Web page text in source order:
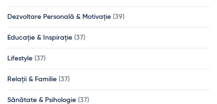
Dezvoltare Personală & Motivație (39)
Educație & Inspirație (37)
Lifestyle (37)
Relații & Familie (37)
Sănătate & Psihologie (37)